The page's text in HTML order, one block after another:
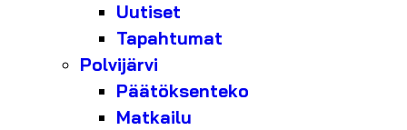
Uutiset
Tapahtumat
Polvijärvi
Päätöksenteko
Matkailu